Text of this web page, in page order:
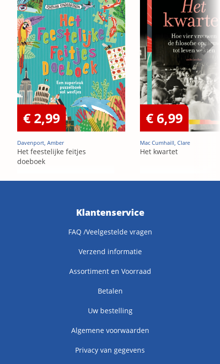
€ 2,99
Davenport, Amber
Het feestelijke feitjes
doeboek
€ 6,99
Mac Cumhaill, Clare
Het kwartet
Klantenservice
FAQ /Veelgestelde vragen
Verzend informatie
Assortiment en Voorraad
Betalen
Uw bestelling
Algemene voorwaarden
Privacy van gegevens